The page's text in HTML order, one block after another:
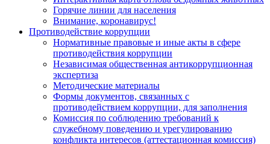
Горячие линии для населения
Внимание, коронавирус!
Противодействие коррупции
Нормативные правовые и иные акты в сфере
противодействия коррупции
Независимая общественная антикоррупционная
экспертиза
Методические материалы
Формы документов, связанных с
противодействием коррупции, для заполнения
Комиссия по соблюдению требований к
служебному поведению и урегулированию
конфликта интересов (аттестационная комиссия)